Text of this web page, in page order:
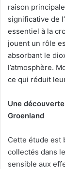
raison
significative de
essentiel à la
jouent un rôle
absorbant le
l’atmosphère.
ce qui réduit
Une
Groenland
Cette étude est
collectés dans
sensible aux